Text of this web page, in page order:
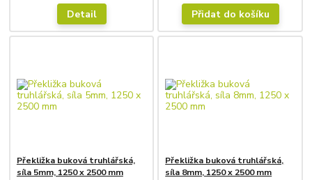
Detail Přidat do košíku
Překližka buková truhlářská,
síla 5mm, 1250 x 2500 mm
Překližka buková truhlářská,
síla 8mm, 1250 x 2500 mm